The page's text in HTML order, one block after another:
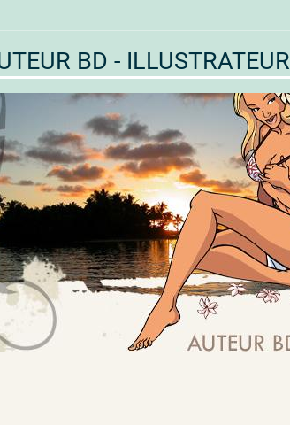
BD - ILLUSTRATEUR